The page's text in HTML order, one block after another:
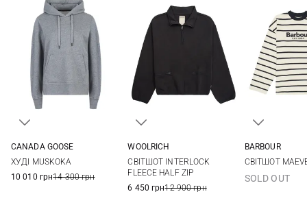
CANADA GOOSE
ХУДІ MUSKOKA
10 010 грн14 300 грн
XL
WOOLRICH
СВІТШОТ INTERLOCK
FLEECE HALF ZIP
6 450 грн12 900 грн
BARBOUR
СВІТШОТ
SOLD OUT